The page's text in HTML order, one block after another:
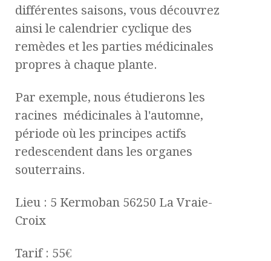
différentes saisons, vous découvrez
ainsi le calendrier cyclique des
remèdes et les parties médicinales
propres à chaque plante.
Par exemple, nous étudierons les
racines médicinales à l'automne,
période où les principes actifs
redescendent dans les organes
souterrains.
Lieu : 5 Kermoban 56250 La Vraie-
Croix
Tarif : 55€